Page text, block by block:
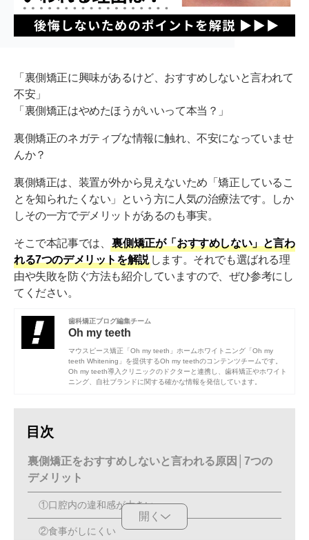
「裏側矯正に興味があるけど、おすすめしないと言われて
不安」
「裏側矯正はやめたほうがいいって本当？」
裏側矯正のネガティブな情報に触れ、不安になっていませ
んか？
裏側矯正は、装置が外から見えないため「矯正しているこ
とを知られたくない」という方に人気の治療法です。しか
しその一方でデメリットがあるのも事実。
そこで本記事では、
裏側矯正が「おすすめしない」と言わ
れる7つのデメリットを解説 します。それでも選ばれる理
由や失敗を防ぐ方法も紹介していますので、ぜひ参考にし
てください。
歯科矯正ブログ編集チーム
Oh my teeth
マウスピース矯正「Oh my teeth」ホームホワイトニング「Oh my
teeth Whitening」を提供するOh my teethのコンテンツチームです。
Oh my teeth導入クリニックのドクターと連携し、歯科矯正やホワイト
ニング、自社ブランドに関する確かな情報を発信しています。
目次
裏側矯正をおすすめしないと言われる原因│7つの
デメリット
①口腔内の違和感が大きい
②食事がしにくい
開く